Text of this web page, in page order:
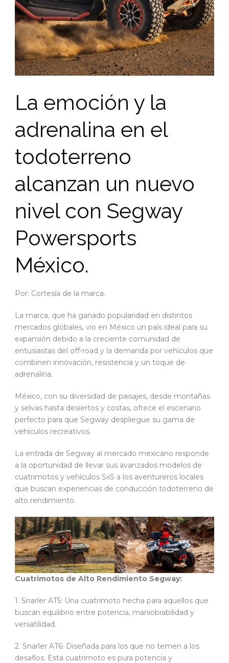
La emoción y la
adrenalina en el
todoterreno
alcanzan un nuevo
nivel con Segway
Powersports
México.
Por: Cortesía de la marca.
La marca, que ha ganado popularidad en distintos
mercados globales, vio en México un país ideal para su
expansión debido a la creciente comunidad de
entusiastas del off-road y la demanda por vehículos que
combinen innovación, resistencia y un toque de
adrenalina.
México, con su diversidad de paisajes, desde montañas
y selvas hasta desiertos y costas, ofrece el escenario
perfecto para que Segway despliegue su gama de
vehículos recreativos.
La entrada de Segway al mercado mexicano responde
a la oportunidad de llevar sus avanzados modelos de
cuatrimotos y vehículos SxS a los aventureros locales
que buscan experiencias de conducción todoterreno de
alto rendimiento.
Cuatrimotos de Alto Rendimiento Segway:
1. Snarler AT5: Una cuatrimoto hecha para aquellos que
buscan equilibrio entre potencia, maniobrabilidad y
versatilidad.
2. Snarler AT6: Diseñada para los que no temen a los
desafíos. Esta cuatrimoto es pura potencia y